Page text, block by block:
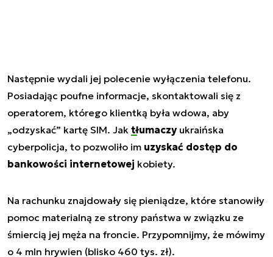
Następnie wydali jej polecenie wyłączenia telefonu.
Posiadając poufne informacje, skontaktowali się z
operatorem, którego klientką była wdowa, aby
„odzyskać” kartę SIM. Jak tłumaczyukraińska
cyberpolicja, to pozwoliło im uzyskać dostęp do
bankowości internetowej kobiety.
Na rachunku znajdowały się pieniądze, które stanowiły
pomoc materialną ze strony państwa w związku ze
śmiercią jej męża na froncie. Przypomnijmy, że mówimy
o 4 mln hrywien (blisko 460 tys. zł).